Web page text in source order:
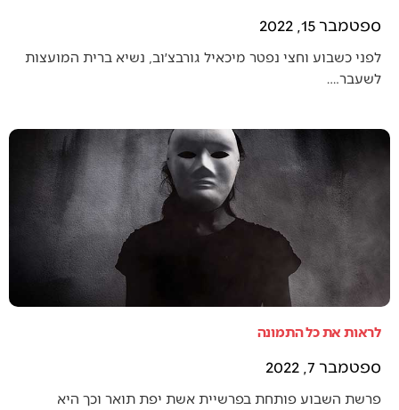
ספטמבר 15, 2022
לפני כשבוע וחצי נפטר מיכאיל גורבצ׳וב, נשיא ברית המועצות
לשעבר.…
לראות את כל התמונה
ספטמבר 7, 2022
פרשת השבוע פותחת בפרשיית אשת יפת תואר וכך היא